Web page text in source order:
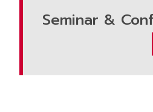
Seminar &